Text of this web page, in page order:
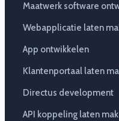
Maatwerk software
Webapplicatie laten
App ontwikkelen
Klantenportaal laten
Directus development
API koppeling laten